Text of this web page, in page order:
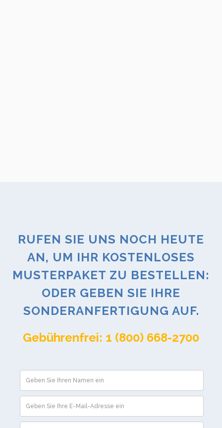
RUFEN SIE UNS NOCH HEUTE
AN, UM IHR KOSTENLOSES
MUSTERPAKET ZU BESTELLEN:
ODER GEBEN SIE IHRE
SONDERANFERTIGUNG AUF.
Gebührenfrei: 1 (800) 668-2700